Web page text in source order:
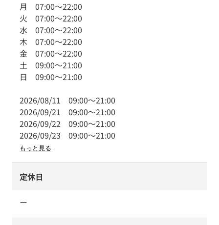
月 07:00～22:00
火 07:00～22:00
水 07:00～22:00
木 07:00～22:00
金 07:00～22:00
土 09:00～21:00
日 09:00～21:00
2026/08/11 09:00～21:00
2026/09/21 09:00～21:00
2026/09/22 09:00～21:00
2026/09/23 09:00～21:00
もっと見る
定休日
ー